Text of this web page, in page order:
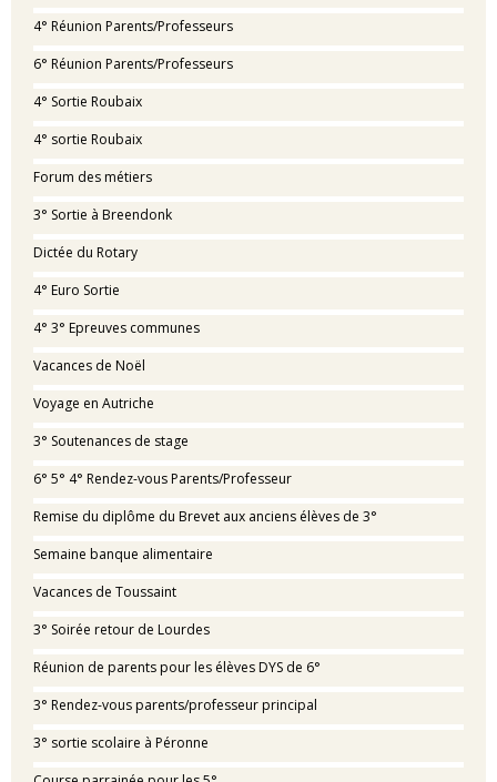
4° Réunion Parents/Professeurs
6° Réunion Parents/Professeurs
4° Sortie Roubaix
4° sortie Roubaix
Forum des métiers
3° Sortie à Breendonk
Dictée du Rotary
4° Euro Sortie
4° 3° Epreuves communes
Vacances de Noël
Voyage en Autriche
3° Soutenances de stage
6° 5° 4° Rendez-vous Parents/Professeur
Remise du diplôme du Brevet aux anciens élèves de 3°
Semaine banque alimentaire
Vacances de Toussaint
3° Soirée retour de Lourdes
Réunion de parents pour les élèves DYS de 6°
3° Rendez-vous parents/professeur principal
3° sortie scolaire à Péronne